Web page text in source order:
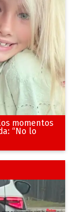
momentos
“No lo